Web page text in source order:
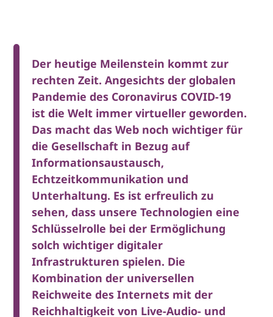
Der heutige Meilenstein kommt zur
rechten Zeit. Angesichts der globalen
Pandemie des Coronavirus COVID-19
ist die Welt immer virtueller geworden.
Das macht das Web noch wichtiger für
die Gesellschaft in Bezug auf
Informationsaustausch,
Echtzeitkommunikation und
Unterhaltung. Es ist erfreulich zu
sehen, dass unsere Technologien eine
Schlüsselrolle bei der Ermöglichung
solch wichtiger digitaler
Infrastrukturen spielen. Die
Kombination der universellen
Reichweite des Internets mit der
Reichhaltigkeit von Live-Audio- und